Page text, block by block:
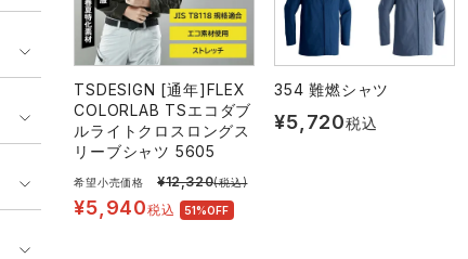
TSDESIGN [通年]FLEX
COLORLAB TSエコダブ
ルライトクロスロングス
リーブシャツ 5605
希望小売価格 ¥12,320(税込)
¥5,940税込 51%OFF
354 難燃シャツ
¥5,720税込